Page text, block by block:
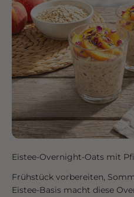
Eistee-Overnight-Oats mit
Frühstück vorbereiten,
Eistee-Basis macht diese